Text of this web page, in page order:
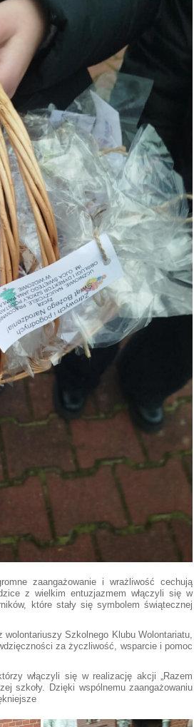
zaangażowanie i wrażliwość cechują
z wielkim entuzjazmem włączyli się w
które stały się symbolem świątecznej
Szkolnego Klubu Wolontariatu,
za życzliwość, wsparcie i pomoc
włączyli się w realizację akcji „Razem
szkoły. Dzięki wspólnemu zaangażowaniu